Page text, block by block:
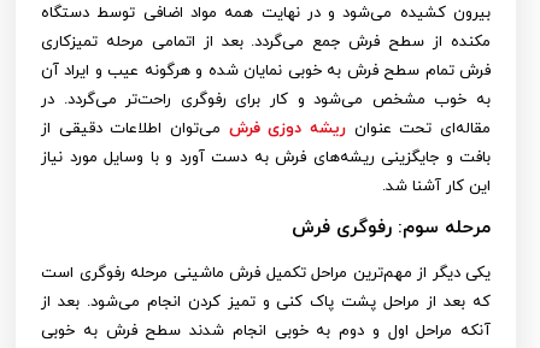
بیرون کشیده می‌شود و در نهایت همه مواد اضافی توسط دستگاه
مکنده از سطح فرش جمع می‌گردد. بعد از اتمامی مرحله تمیزکاری
فرش تمام سطح فرش به خوبی نمایان شده و هرگونه عیب و ایراد آن
به خوب مشخص می‌شود و کار برای رفوگری راحت‌تر می‌گردد. در
مقاله‌ای تحت عنوان ریشه دوزی فرش می‌توان اطلاعات دقیقی از
بافت و جایگزینی ریشه‌های فرش به دست آورد و با وسایل مورد نیاز
این کار آشنا شد.
مرحله سوم: رفوگری فرش
یکی دیگر از مهم‌ترین مراحل تکمیل فرش ماشینی مرحله رفوگری است
که بعد از مراحل پشت پاک کنی و تمیز کردن انجام می‌شود. بعد از
آنکه مراحل اول و دوم به خوبی انجام شدند سطح فرش به خوبی